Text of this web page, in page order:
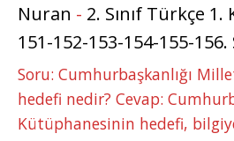
Nuran - 2. Sınıf Türkçe
151-152-153-154-155-156.
Soru: Cumhurbaşkanlığı
hedefi nedir? Cevap:
Kütüphanesinin hedefi,